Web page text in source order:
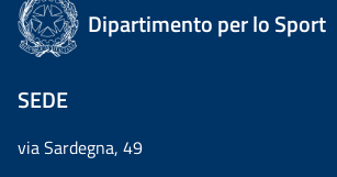
Dipartimento per lo Sport
SEDE
via Sardegna, 49